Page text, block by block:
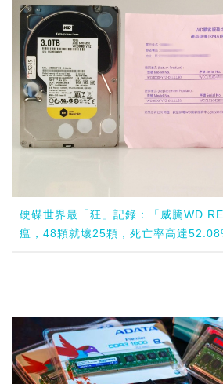
硬碟世界最「狂」記錄：「威騰WD
瘟，48顆就壞25顆，死亡率高達